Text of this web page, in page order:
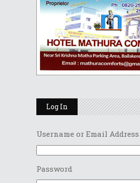
Log In
Username or Email Address
Password